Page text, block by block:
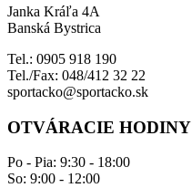
Janka Kráľa 4A
Banská Bystrica
Tel.: 0905 918 190
Tel./Fax: 048/412 32 22
sportacko@sportacko.sk
OTVÁRACIE HODINY
Po - Pia: 9:30 - 18:00
So: 9:00 - 12:00